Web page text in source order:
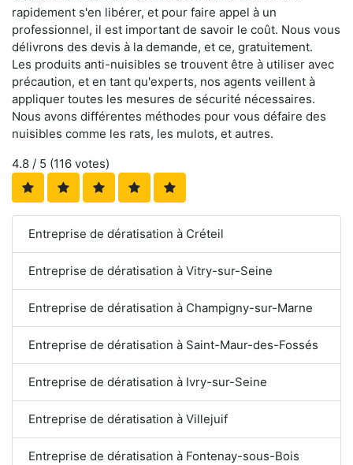
rapidement s'en libérer, et pour faire appel à un
professionnel, il est important de savoir le coût. Nous vous
délivrons des devis à la demande, et ce, gratuitement.
Les produits anti-nuisibles se trouvent être à utiliser avec
précaution, et en tant qu'experts, nos agents veillent à
appliquer toutes les mesures de sécurité nécessaires.
Nous avons différentes méthodes pour vous défaire des
nuisibles comme les rats, les mulots, et autres.
4.8 / 5 (116 votes)
Entreprise de dératisation à Créteil
Entreprise de dératisation à Vitry-sur-Seine
Entreprise de dératisation à Champigny-sur-Marne
Entreprise de dératisation à Saint-Maur-des-Fossés
Entreprise de dératisation à Ivry-sur-Seine
Entreprise de dératisation à Villejuif
Entreprise de dératisation à Fontenay-sous-Bois